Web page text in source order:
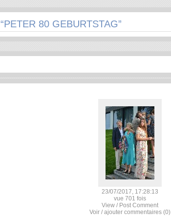
“PETER 80 GEBURTSTAG”
23/07/2017, 17:28:13
vue 701 fois
View / Post Comment
Voir / ajouter commentaires (0)